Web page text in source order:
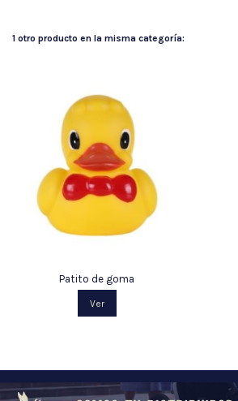
1 otro producto en la misma categoría:
Patito de goma
Ver